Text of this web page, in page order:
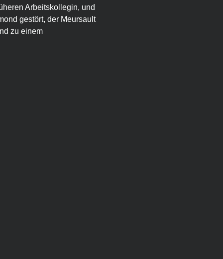
Arbeitskollegin, und
gestört, der Meursault
zu einem